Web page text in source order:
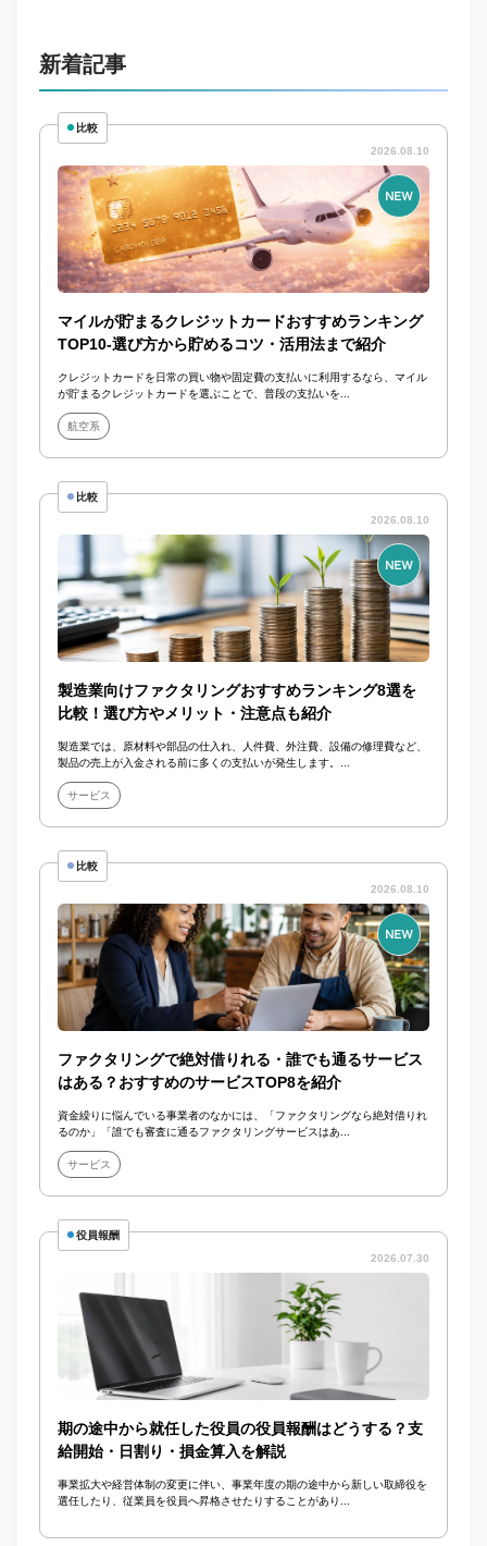
新着記事
比較
2026.08.10
マイルが貯まるクレジットカードおすすめランキング
TOP10-選び方から貯めるコツ・活用法まで紹介
クレジットカードを日常の買い物や固定費の支払いに利用するなら、マイル
が貯まるクレジットカードを選ぶことで、普段の支払いを...
航空系
比較
2026.08.10
製造業向けファクタリングおすすめランキング8選を
比較！選び方やメリット・注意点も紹介
製造業では、原材料や部品の仕入れ、人件費、外注費、設備の修理費など、
製品の売上が入金される前に多くの支払いが発生します。...
サービス
比較
2026.08.10
ファクタリングで絶対借りれる・誰でも通るサービス
はある？おすすめのサービスTOP8を紹介
資金繰りに悩んでいる事業者のなかには、「ファクタリングなら絶対借りれ
るのか」「誰でも審査に通るファクタリングサービスはあ...
サービス
役員報酬
2026.07.30
期の途中から就任した役員の役員報酬はどうする？支
給開始・日割り・損金算入を解説
事業拡大や経営体制の変更に伴い、事業年度の期の途中から新しい取締役を
選任したり、従業員を役員へ昇格させたりすることがあり...